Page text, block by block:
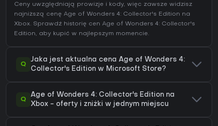
Ceny uwzględniają prowizje i kody, więc zawsze widzisz
najniższą cenę Age of Wonders 4: Collector's Edition na
Xbox. Sprawdź historię cen Age of Wonders 4: Collector's
Edition, aby kupić w najlepszym momencie.
Q
Jaka jest aktualna cena Age of Wonders 4:
Collector's Edition w Microsoft Store?
Q
Age of Wonders 4: Collector's Edition na
Xbox - oferty i zniżki w jednym miejscu